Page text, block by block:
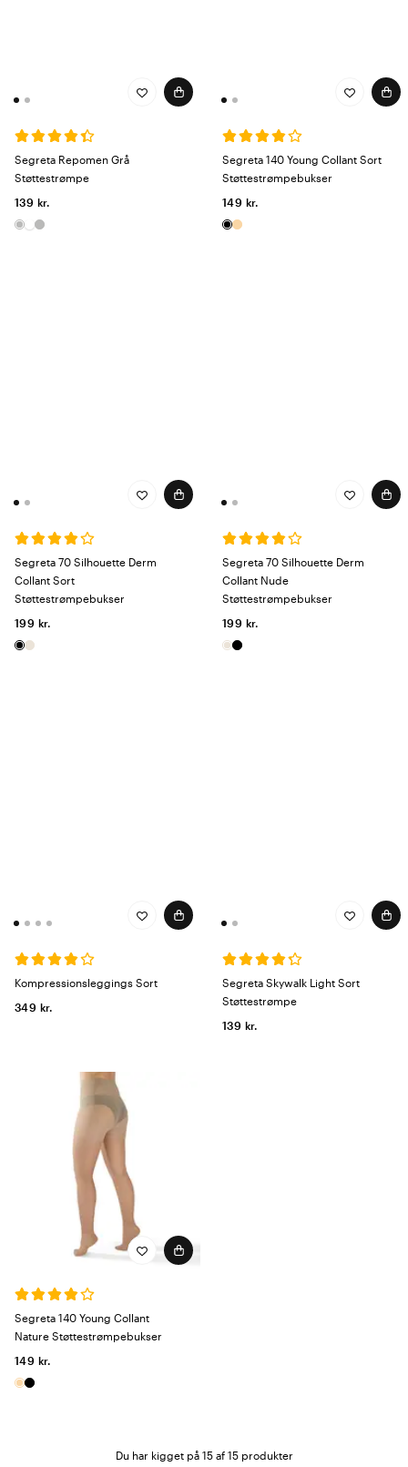
Segreta Repomen Grå
Støttestrømpe
139 kr.
Segreta 140 Young Collant Sort
Støttestrømpebukser
149 kr.
Segreta 70 Silhouette Derm
Collant Sort
Støttestrømpebukser
199 kr.
Segreta 70 Silhouette Derm
Collant Nude
Støttestrømpebukser
199 kr.
Kompressionsleggings Sort
349 kr.
Segreta Skywalk Light Sort
Støttestrømpe
139 kr.
Segreta 140 Young Collant
Nature Støttestrømpebukser
149 kr.
Du har kigget på 15 af 15 produkter